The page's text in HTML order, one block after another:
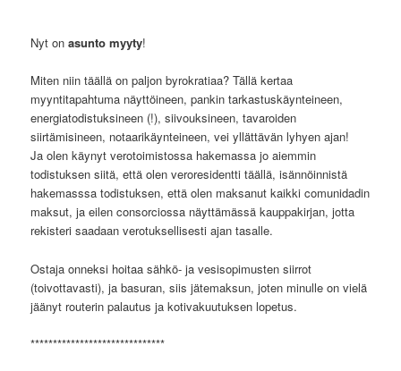
Nyt onasunto myyty!
Miten niin täällä on paljon byrokratiaa? Tällä kertaa
myyntitapahtuma näyttöineen, pankin tarkastuskäynteineen,
energiatodistuksineen (!), siivouksineen, tavaroiden
siirtämisineen, notaarikäynteineen, vei yllättävän lyhyen ajan!
Ja olen käynyt verotoimistossa hakemassa jo aiemmin
todistuksen siitä, että olen veroresidentti täällä, isännöinnistä
hakemasssa todistuksen, että olen maksanut kaikki comunidadin
maksut, ja eilen consorciossa näyttämässä kauppakirjan, jotta
rekisteri saadaan verotuksellisesti ajan tasalle.
Ostaja onneksi hoitaa sähkö- ja vesisopimusten siirrot
(toivottavasti), ja basuran, siis jätemaksun, joten minulle on vielä
jäänyt routerin palautus ja kotivakuutuksen lopetus.
******************************